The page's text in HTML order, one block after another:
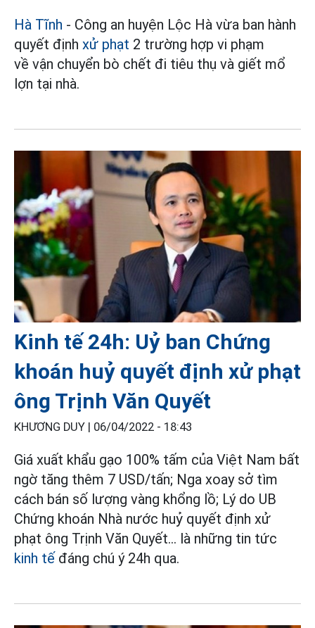
Hà Tĩnh - Công an huyện Lộc Hà vừa ban hành
quyết định xử phạt 2 trường hợp vi phạm
về vận chuyển bò chết đi tiêu thụ và giết mổ
lợn tại nhà.
Kinh tế 24h: Uỷ ban Chứng
khoán huỷ quyết định xử phạt
ông Trịnh Văn Quyết
KHƯƠNG DUY | 06/04/2022 - 18:43
Giá xuất khẩu gạo 100% tấm của Việt Nam bất
ngờ tăng thêm 7 USD/tấn; Nga xoay sở tìm
cách bán số lượng vàng khổng lồ; Lý do UB
Chứng khoán Nhà nước huỷ quyết định xử
phạt ông Trịnh Văn Quyết... là những tin tức
kinh tế đáng chú ý 24h qua.